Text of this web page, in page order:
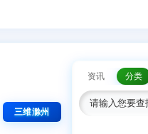
三维滁州
资讯 分类